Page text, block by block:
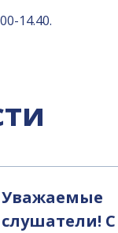
14.40.
Уважаемые
слушатели! С